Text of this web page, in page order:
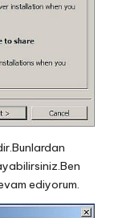
ediyorum.